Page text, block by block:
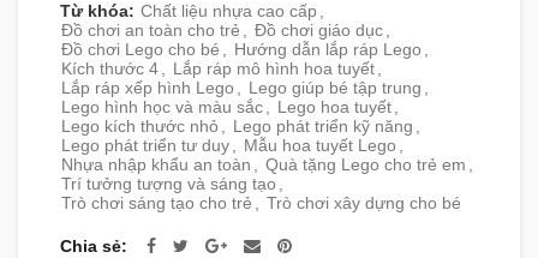
Từ khóa: Chất liệu nhựa cao cấp,
Đồ chơi an toàn cho trẻ , Đồ chơi giáo dục,
Đồ chơi Lego cho bé , Hướng dẫn lắp ráp Lego ,
Kích thước 4, Lắp ráp mô hình hoa tuyết,
Lắp ráp xếp hình Lego , Lego giúp bé tập trung ,
Lego hình học và màu sắc, Lego hoa tuyết,
Lego kích thước nhỏ , Lego phát triển kỹ năng ,
Lego phát triển tư duy, Mẫu hoa tuyết Lego ,
Nhựa nhập khẩu an toàn , Quà tặng Lego cho trẻ em ,
Trí tưởng tượng và sáng tạo ,
Trò chơi sáng tạo cho trẻ , Trò chơi xây dựng cho bé
Chia sẻ